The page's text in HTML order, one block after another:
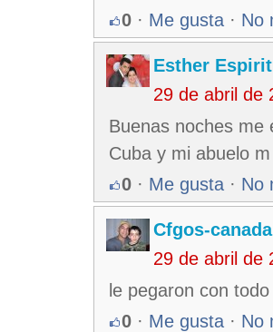
0 · Me gusta · No
Esther
29 de abril de
Buenas noches me
Cuba y mi abuelo
0 · Me gusta · No
Cfgos-canada
29 de abril de
le pegaron con todo
0 · Me gusta · No